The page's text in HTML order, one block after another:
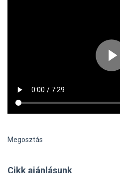
Megosztás
Cikk ajánlásunk